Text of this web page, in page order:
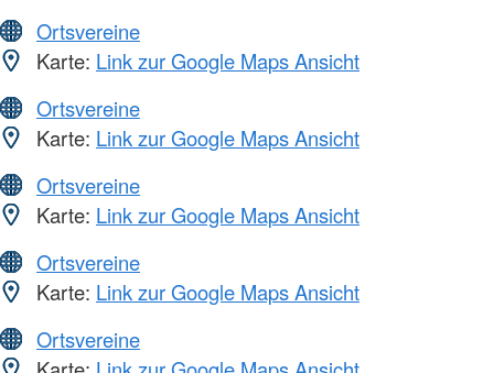
Ortsvereine
Karte: Link zur Google Maps Ansicht
Ortsvereine
Karte: Link zur Google Maps Ansicht
Ortsvereine
Karte: Link zur Google Maps Ansicht
Ortsvereine
Karte: Link zur Google Maps Ansicht
Ortsvereine